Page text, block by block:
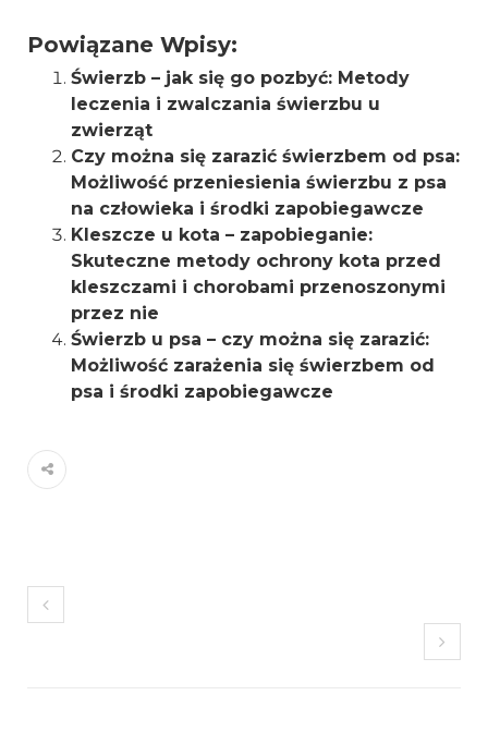
Powiązane Wpisy:
Świerzb – jak się go pozbyć: Metody
leczenia i zwalczania świerzbu u
zwierząt
Czy można się zarazić świerzbem od psa:
Możliwość przeniesienia świerzbu z psa
na człowieka i środki zapobiegawcze
Kleszcze u kota – zapobieganie:
Skuteczne metody ochrony kota przed
kleszczami i chorobami przenoszonymi
przez nie
Świerzb u psa – czy można się zarazić:
Możliwość zarażenia się świerzbem od
psa i środki zapobiegawcze